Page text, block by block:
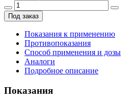
Под заказ
Показания к применению
Противопоказания
Способ применения и дозы
Аналоги
Подробное описание
Показания